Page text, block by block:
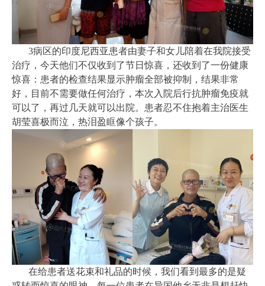
3病区的印度尼西亚患者由妻子和女儿陪着在我院接受
治疗，今天他们不仅收到了节日惊喜，还收到了一份健康
惊喜：患者的检查结果显示肿瘤全部被抑制，结果非常
好，目前不需要做任何治疗，本次入院后行抗肿瘤免疫就
可以了，再过几天就可以出院。患者忍不住抱着主治医生
胡莹喜极而泣，热泪盈眶像个孩子。
在给患者送花束和礼品的时候，我们看到最多的是疑